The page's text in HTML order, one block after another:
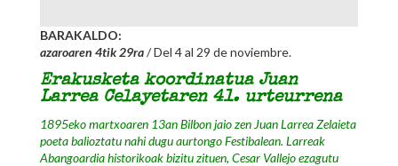
BARAKALDO:
azaroaren 4tik 29ra/ Del 4 al 29 de noviembre.
Erakusketa koordinatua Juan
Larrea Celayetaren 41. urteurrena
1895eko martxoaren 13an Bilbon jaio zen Juan Larrea Zelaieta
poeta balioztatu nahi dugu aurtongo Festibalean. Larreak
Abangoardia historikoak bizitu zituen, Cesar Vallejo ezagutu